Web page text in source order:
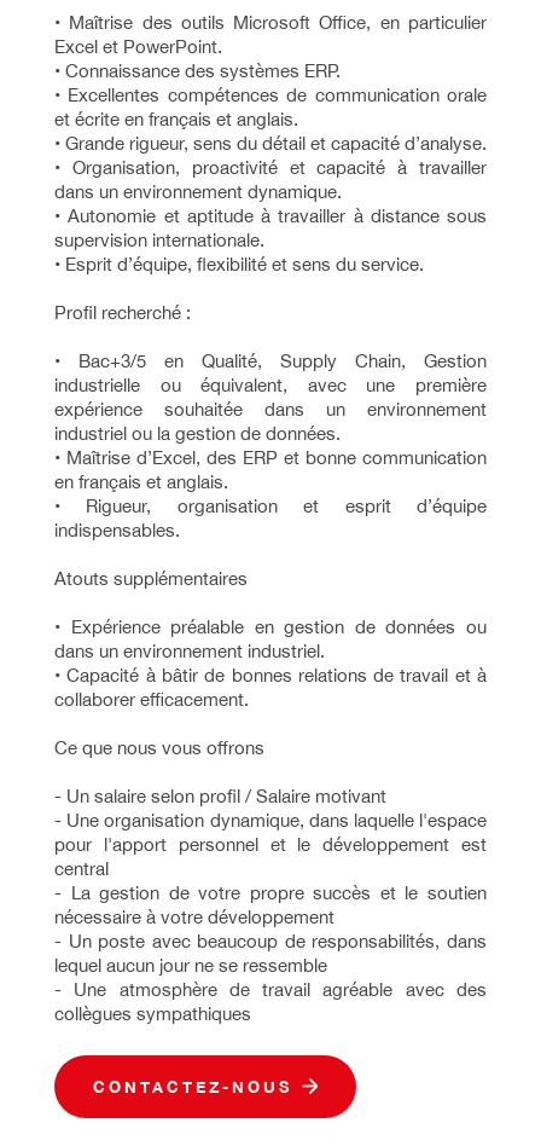
• Maîtrise des outils Microsoft Office, en particulier
Excel et PowerPoint.
• Connaissance des systèmes ERP.
• Excellentes compétences de communication orale
et écrite en français et anglais.
• Grande rigueur, sens du détail et capacité d’analyse.
• Organisation, proactivité et capacité à travailler
dans un environnement dynamique.
• Autonomie et aptitude à travailler à distance sous
supervision internationale.
• Esprit d’équipe, flexibilité et sens du service.
Profil recherché :
• Bac+3/5 en Qualité, Supply Chain, Gestion
industrielle ou équivalent, avec une première
expérience souhaitée dans un environnement
industriel ou la gestion de données.
• Maîtrise d’Excel, des ERP et bonne communication
en français et anglais.
• Rigueur, organisation et esprit d’équipe
indispensables.
Atouts supplémentaires
• Expérience préalable en gestion de données ou
dans un environnement industriel.
• Capacité à bâtir de bonnes relations de travail et à
collaborer efficacement.
Ce que nous vous offrons
- Un salaire selon profil / Salaire motivant
- Une organisation dynamique, dans laquelle l'espace
pour l'apport personnel et le développement est
central
- La gestion de votre propre succès et le soutien
nécessaire à votre développement
- Un poste avec beaucoup de responsabilités, dans
lequel aucun jour ne se ressemble
- Une atmosphère de travail agréable avec des
collègues sympathiques
CONTACTEZ-NOUS